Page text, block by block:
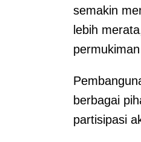
semakin
lebih
berbagai
partisipasi